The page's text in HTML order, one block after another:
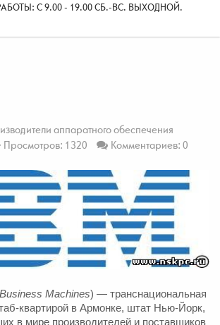
С 9.00 - 19.00 СБ.-ВС. ВЫХОДНОЙ.
аппаратного обеспечения
Просмотров: 1320 Комментариев: 0
Machines) — транснациональная
квартирой в Армонке, штат Нью-Йорк,
в мире производителей и поставщиков